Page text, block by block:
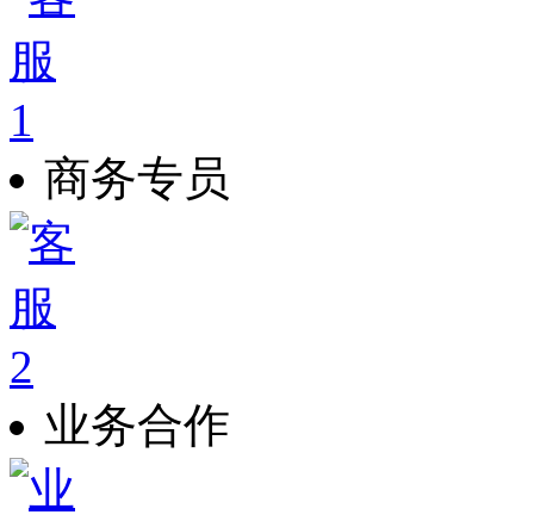
商务专员
业务合作